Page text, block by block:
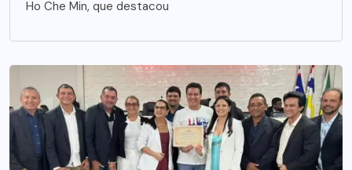
Ho Che Min, que destacou